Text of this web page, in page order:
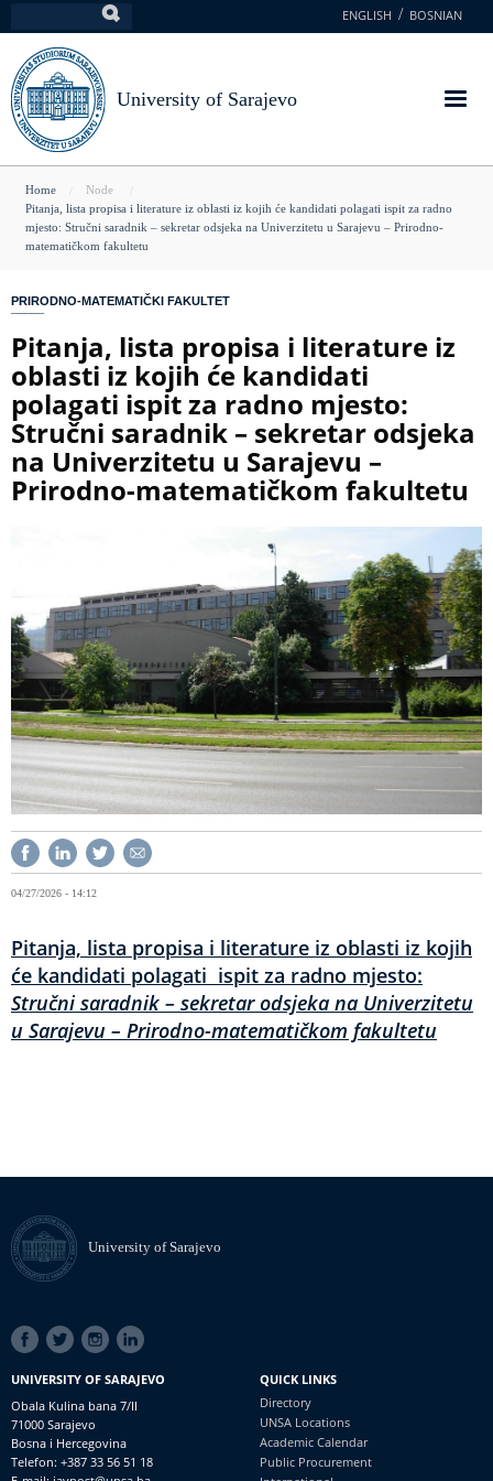
to
main
content
ENGLISH BOSNIAN
University of Sarajevo
You
are
here
Home
Node
Pitanja, lista propisa i literature iz oblasti iz kojih će kandidati polagati ispit za radno
mjesto: Stručni saradnik – sekretar odsjeka na Univerzitetu u Sarajevu – Prirodno-
matematičkom fakultetu
PRIRODNO-MATEMATIČKI FAKULTET
Pitanja, lista propisa i literature iz
oblasti iz kojih će kandidati
polagati ispit za radno mjesto:
Stručni saradnik – sekretar odsjeka
na Univerzitetu u Sarajevu –
Prirodno-matematičkom fakultetu
04/27/2026 - 14:12
Pitanja, lista propisa i literature iz oblasti iz kojih
će kandidati polagati ispit za radno mjesto:
Stručni saradnik – sekretar odsjeka na Univerzitetu
u Sarajevu – Prirodno-matematičkom fakultetu
University of Sarajevo
SOCIAL
LINKS
UNIVERSITY OF SARAJEVO
Obala Kulina bana 7/II
71000 Sarajevo
Bosna i Hercegovina
Telefon: +387 33 56 51 18
QUICK LINKS
Directory
UNSA Locations
Academic Calendar
Public Procurement